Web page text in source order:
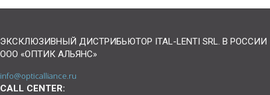
ЭКСКЛЮЗИВНЫЙ ДИСТРИБЬЮТОР ITAL-LENTI SRL. В РОССИИ
ООО «ОПТИК АЛЬЯНС»
info@opticalliance.ru
CALL CENTER: